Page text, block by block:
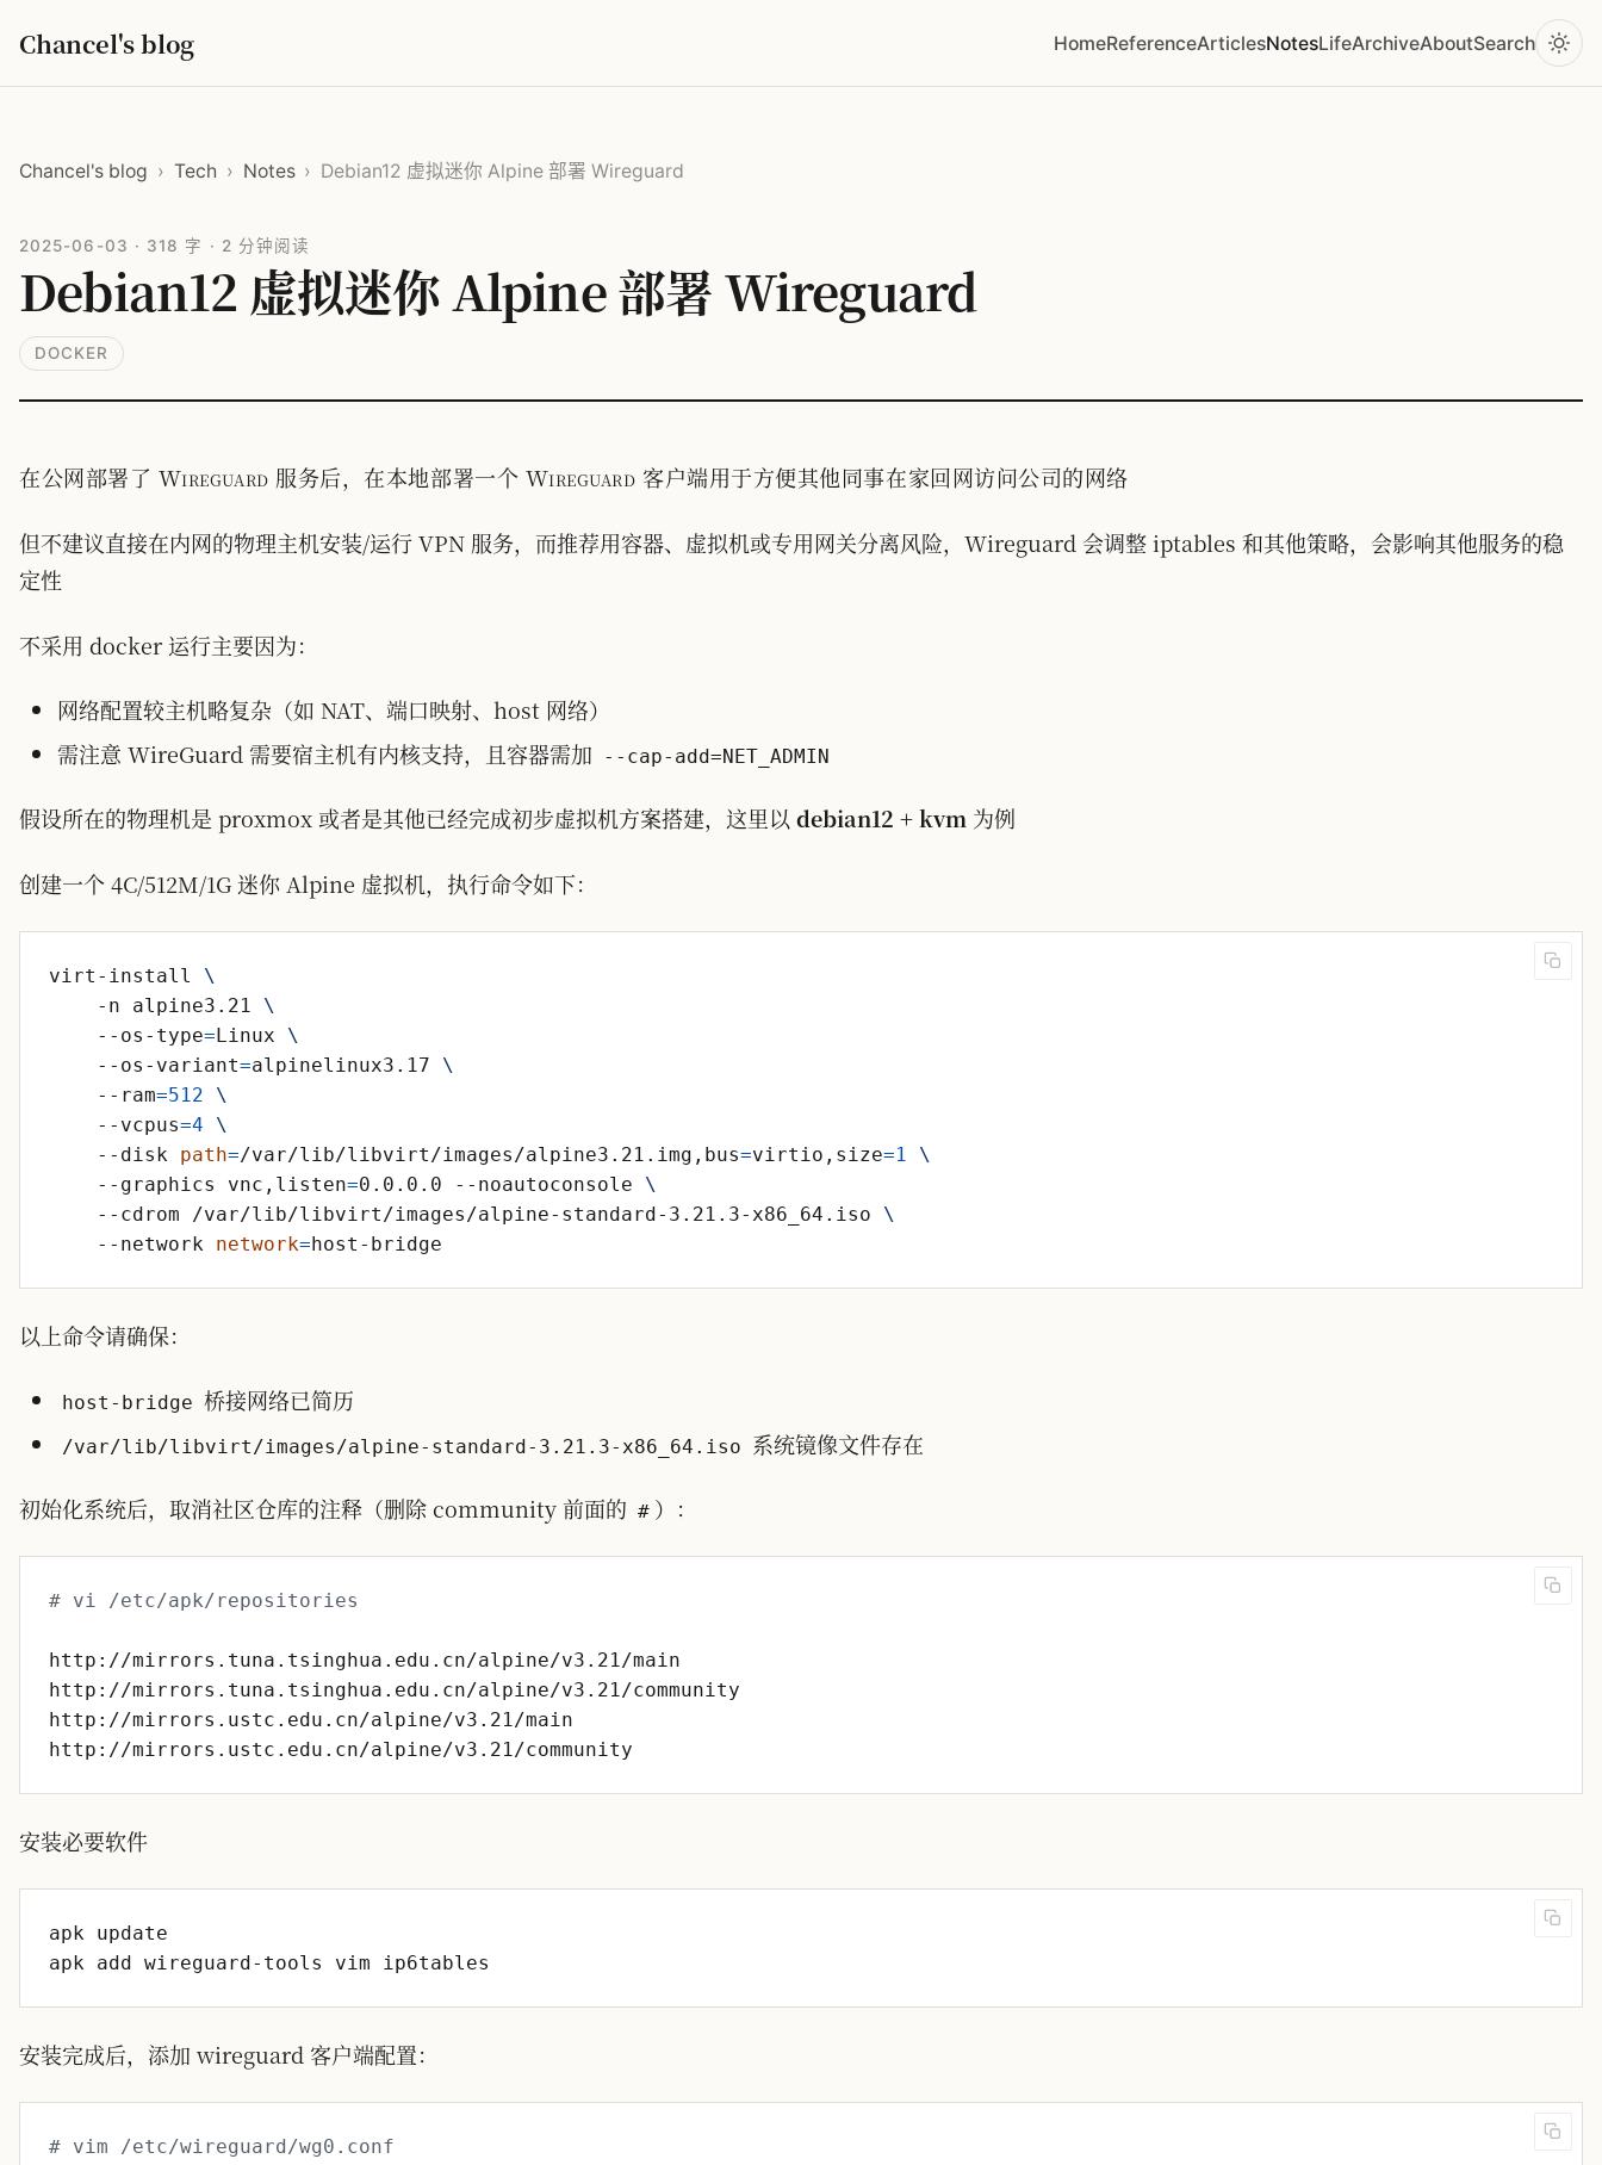
Chancel's blog HomeReferenceArticlesNotesLifeArchiveAboutSearch
Chancel's blog › Tech › Notes › Debian12 虚拟迷你 Alpine 部署 Wireguard
2025-06-03 · 318 字 · 2 分钟阅读
Debian12 虚拟迷你 Alpine 部署 Wireguard
DOCKER
在公网部署了 Wireguard 服务后，在本地部署一个 Wireguard 客户端用于方便其他同事在家回网访问公司的网络
但不建议直接在内网的物理主机安装/运行 VPN 服务，而推荐用容器、虚拟机或专用网关分离风险，Wireguard 会调整 iptables 和其他策略，会影响其他服务的稳
定性
不采用 docker 运行主要因为：
网络配置较主机略复杂（如 NAT、端口映射、host 网络）
需注意 WireGuard 需要宿主机有内核支持，且容器需加
--cap-add=NET_ADMIN
假设所在的物理机是 proxmox 或者是其他已经完成初步虚拟机方案搭建，这里以 debian12 + kvm 为例
创建一个 4C/512M/1G 迷你 Alpine 虚拟机，执行命令如下：
virt-install
    -n alpine3.21
    --os-type
=Linux
    --os-variant
=alpinelinux3.17
    --ram
=512
    --vcpus
=4
    --disk
path=/var/lib/libvirt/images/alpine3.21.img,bus=virtio,size=1
    --graphics vnc,listen
=0.0.0.0 --noautoconsole
    --cdrom /var/lib/libvirt/images/alpine-standard-3.21.3-x86_64.iso
    --network
network=
以上命令请确保：
host-bridge 桥接网络已简历
/var/lib/libvirt/images/alpine-standard-3.21.3-x86_64.iso 系统镜像文件存在
初始化系统后，取消社区仓库的注释（删除 community 前面的 # ）：
# vi /etc/apk/repositories
安装必要软件
安装完成后，添加 wireguard 客户端配置：
# vim /etc/wireguard/wg0.conf